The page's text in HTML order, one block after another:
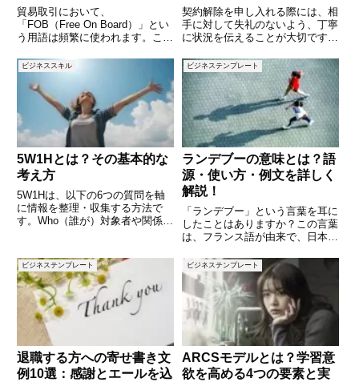
貿易取引において、
「FOB（Free On Board）」とい
う用語は頻繁に使われます。これ
の一つで、船積みを前提とした取
引条件のことを指します。しか
し、FOBの具体的な意味や、他
の貿易条件との違いを理
契約解除を申し入れる際には、相
手に対して失礼のないよう、丁寧
に状況を伝えることが大切です。
べきか悩むこともあるでしょう。
この記事では、契約解除を申し入
れる際に使えるメールの文例を
10個ご紹介します。円滑な解決
を
ビジネススキル
5W1Hとは？その基本的な
考え方
5W1Hは、以下の6つの質問を軸
に情報を整理・収集する方法で
す。Who（誰が）対象者や関係者
体的に理解するための質問。
When（いつ）時間やタイミング
を把握するための質問。
Where（ど
ビジネステンプレート
ランデブーの意味とは？語
源・使い方・例文を詳しく
解説！
「ランデブー」という言葉を耳に
したことはありますか？この言葉
は、フランス語が由来で、日本語
宙開発の分野でも使われていま
す。しかし、「ランデブー」の正
確な意味や使い方について、詳し
く理解している人は意外と少ない
か
ビジネステンプレート
退職する方への寄せ書き文
例10選：感謝とエールを込
ビジネステンプレート
ARCSモデルとは？学習意
欲を高める4つの要素と実